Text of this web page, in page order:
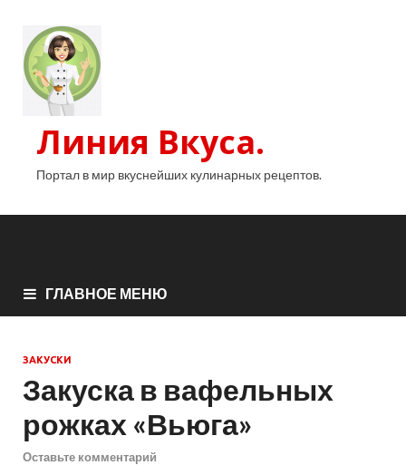
Линия Вкуса.
Портал в мир вкуснейших кулинарных рецептов.
ГЛАВНОЕ МЕНЮ
ЗАКУСКИ
Закуска в вафельных
рожках «Вьюга»
Оставьте комментарий